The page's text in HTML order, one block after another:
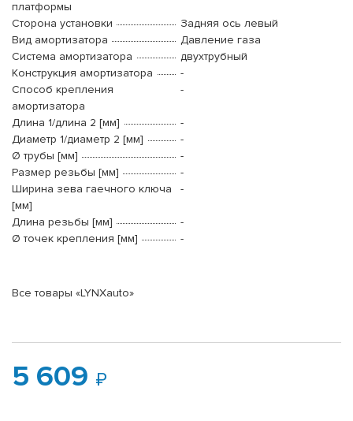
платформы
Сторона установки
Задняя ось левый
Вид амортизатора
Давление газа
Система амортизатора
двухтрубный
Конструкция амортизатора
-
Способ крепления
амортизатора
-
Длина 1/длина 2 [мм]
-
Диаметр 1/диаметр 2 [мм]
-
Ø трубы [мм]
-
Размер резьбы [мм]
-
Ширина зева гаечного ключа
[мм]
-
Длина резьбы [мм]
-
Ø точек крепления [мм]
-
Все товары «LYNXauto»
5 609